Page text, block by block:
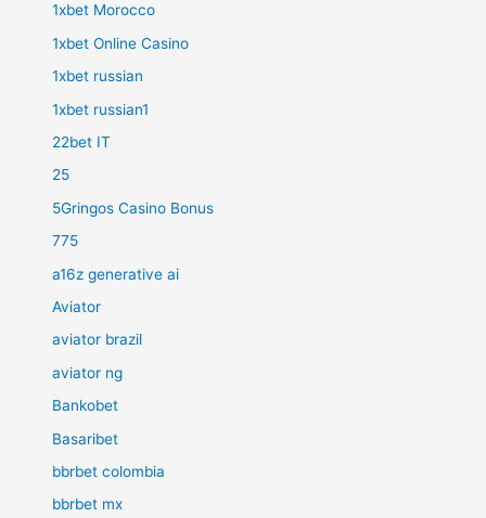
1xbet Morocco
1xbet Online Casino
1xbet russian
1xbet russian1
22bet IT
25
5Gringos Casino Bonus
775
a16z generative ai
Aviator
aviator brazil
aviator ng
Bankobet
Basaribet
bbrbet colombia
bbrbet mx